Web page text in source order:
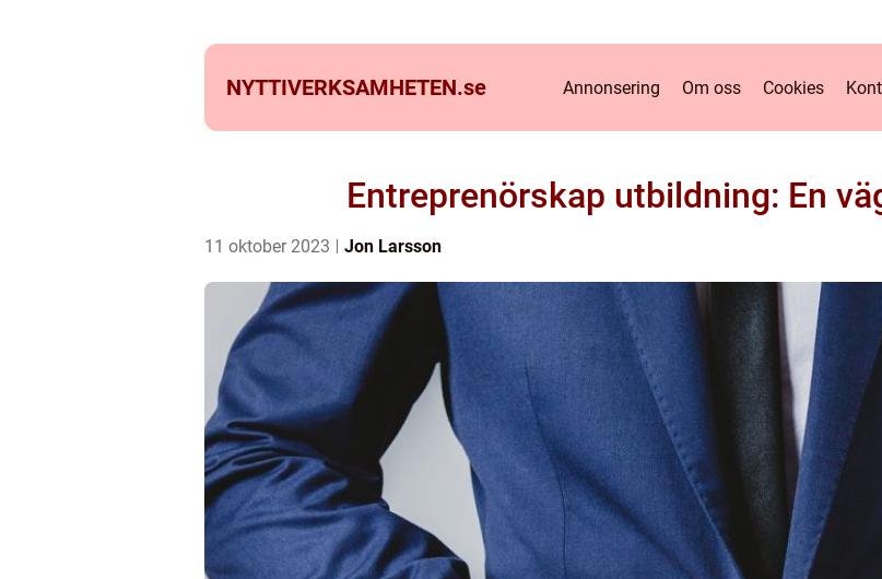
NYTTIVERKSAMHETEN.se Annonsering Om oss Cookies
Entreprenörskap utbildning: En
11 oktober 2023 Jon Larsson